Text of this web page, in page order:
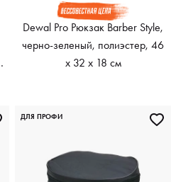
Dewal Pro Рюкзак Barber Style,
черно-зеленый, полиэстер, 46
x 32 x 18 см
ДЛЯ ПРОФИ